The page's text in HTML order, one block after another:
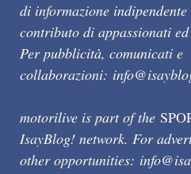
di informazione
contributo di appassionati
Per pubblicità, comunicati e
collaborazioni:
motorilive is part of the
IsayBlog! network. For
other opportunities: